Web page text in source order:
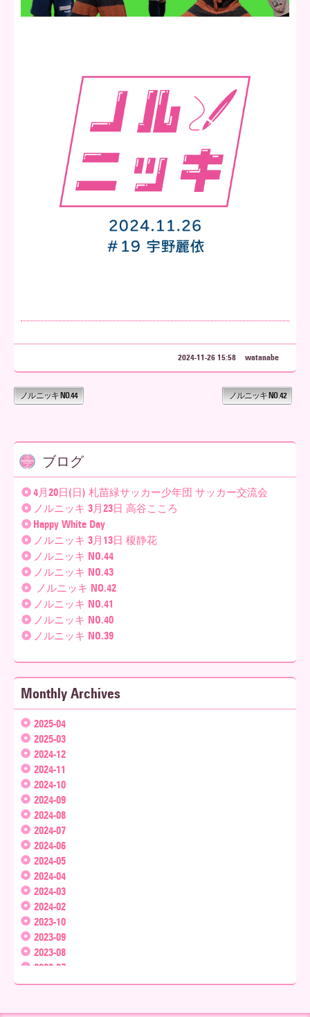
2024-11-26 15:58 watanabe
ノルニッキ NO.44 ノルニッキ NO.42
ブログ
4月20日(日) 札苗緑サッカー少年団 サッカー交流会
ノルニッキ 3月23日 高谷こころ
Happy White Day
ノルニッキ 3月13日 榎静花
ノルニッキ NO.44
ノルニッキ NO.43
ノルニッキ NO.42
ノルニッキ NO.41
ノルニッキ NO.40
ノルニッキ NO.39
Monthly Archives
2025-04
2025-03
2024-12
2024-11
2024-10
2024-09
2024-08
2024-07
2024-06
2024-05
2024-04
2024-03
2024-02
2023-10
2023-09
2023-08
2023-07
2023-05
2021-11